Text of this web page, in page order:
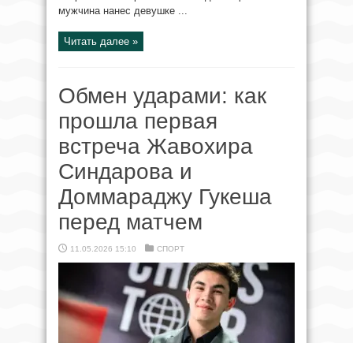
мужчина нанес девушке ...
Читать далее »
Обмен ударами: как
прошла первая
встреча Жавохира
Синдарова и
Доммараджу Гукеша
перед матчем
11.05.2026 15:10 СПОРТ